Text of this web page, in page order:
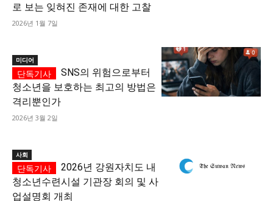
로 보는 잊혀진 존재에 대한 고찰
2026년 1월 7일
미디어
SNS의 위험으로부터
청소년을 보호하는 최고의 방법은
격리뿐인가
2026년 3월 2일
사회
2026년 강원자치도 내
청소년수련시설 기관장 회의 및 사
업설명회 개최